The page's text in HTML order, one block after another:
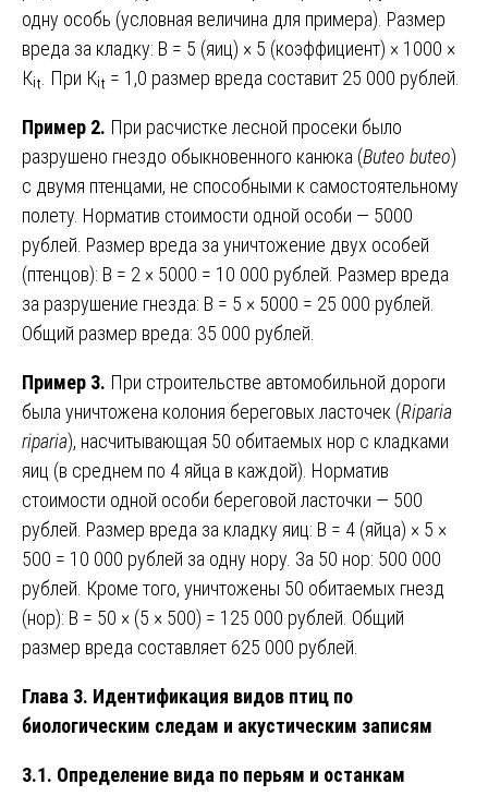
одну особь (условная величина для примера). Размер
вреда за кладку: В = 5 (яиц) × 5 (коэффициент) × 1000 ×
Кᵢₜ. При Кᵢₜ = 1,0 размер вреда составит 25 000 рублей.
Пример 2. При расчистке лесной просеки было
разрушено гнездо обыкновенного канюка (Buteo buteo)
с двумя птенцами, не способными к самостоятельному
полету. Норматив стоимости одной особи — 5000
рублей. Размер вреда за уничтожение двух особей
(птенцов): В = 2 × 5000 = 10 000 рублей. Размер вреда
за разрушение гнезда: В = 5 × 5000 = 25 000 рублей.
Общий размер вреда: 35 000 рублей.
Пример 3. При строительстве автомобильной дороги
была уничтожена колония береговых ласточек (Riparia
riparia), насчитывающая 50 обитаемых нор с кладками
яиц (в среднем по 4 яйца в каждой). Норматив
стоимости одной особи береговой ласточки — 500
рублей. Размер вреда за кладку яиц: В = 4 (яйца) × 5 ×
500 = 10 000 рублей за одну нору. За 50 нор: 500 000
рублей. Кроме того, уничтожены 50 обитаемых гнезд
(нор): В = 50 × (5 × 500) = 125 000 рублей. Общий
размер вреда составляет 625 000 рублей.
Глава 3. Идентификация видов птиц по
биологическим следам и акустическим записям
3.1. Определение вида по перьям и останкам